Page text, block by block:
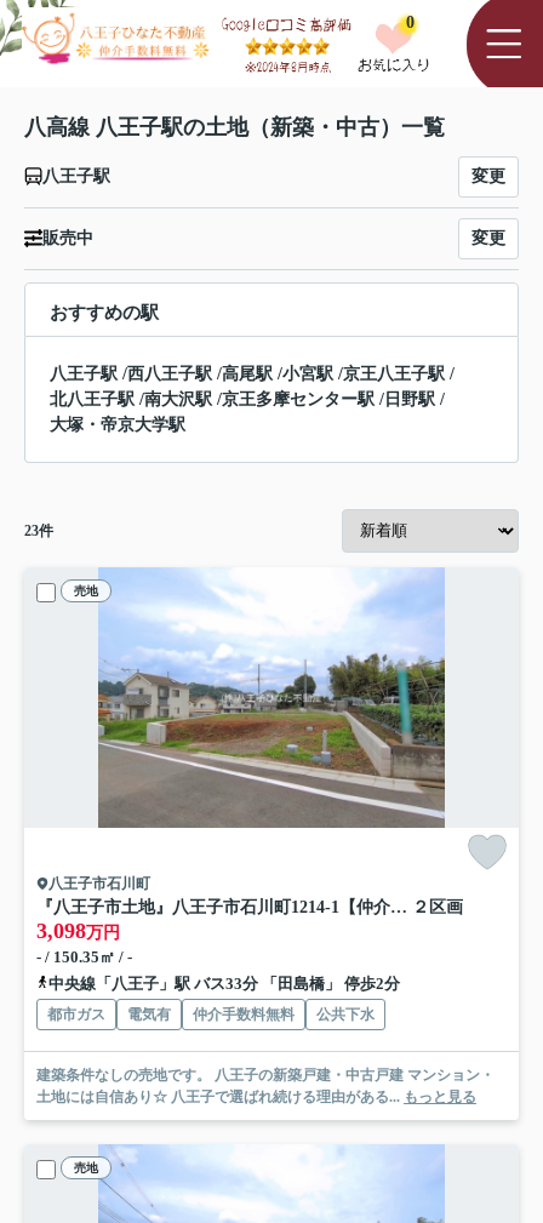
0
八高線 八王子駅の土地（新築・中古）一覧
八王子駅 変更
販売中 変更
おすすめの駅
八王子駅 /西八王子駅 /高尾駅 /小宮駅 /京王八王子駅 /
北八王子駅 /南大沢駅 /京王多摩センター駅 / 日野駅 /
大塚・帝京大学駅
23件
売地
八王子市石川町
『八王子市土地』八王子市石川町1214-1【仲介手数料無料】 ２区画
3,098万円
- / 150.35㎡ / -
中央線「八王子」駅 バス33分 「田島橋」 停歩2分
都市ガス 電気有 仲介手数料無料 公共下水
建築条件なしの売地です。 八王子の新築戸建・中古戸建 マンション・
土地には自信あり☆ 八王子で選ばれ続ける理由がある... もっと見る
売地